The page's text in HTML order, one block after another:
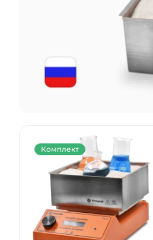
Комплект